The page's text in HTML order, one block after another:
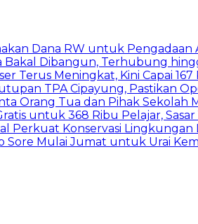
Dana RW untuk Pengadaan
Dibangun, Terhubung
Terus Meningkat, Kini Capai 167
TPA Cipayung, Pastikan
Orang Tua dan Pihak Sekolah
untuk 368 Ribu Pelajar, Sasar
Perkuat Konservasi Lingkungan
Mulai Jumat untuk Urai